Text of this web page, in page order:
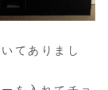
てありまし